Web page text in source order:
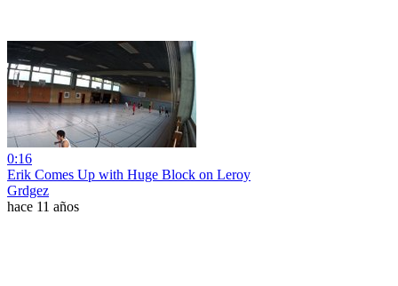
0:16
Erik Comes Up with Huge Block on Leroy
Grdgez
hace 11 años